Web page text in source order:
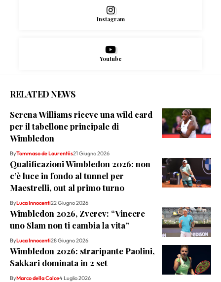
Instagram
Youtube
RELATED NEWS
Serena Williams riceve una wild card
per il tabellone principale di
Wimbledon
ByTommaso de Laurentiis21 Giugno 2026
Qualificazioni Wimbledon 2026: non
c’è luce in fondo al tunnel per
Maestrelli, out al primo turno
ByLuca Innocenti22 Giugno 2026
Wimbledon 2026, Zverev: “Vincere
uno Slam non ti cambia la vita”
ByLuca Innocenti28 Giugno 2026
Wimbledon 2026: straripante Paolini,
Sakkari dominata in 2 set
ByMarco della Calce4 Luglio 2026